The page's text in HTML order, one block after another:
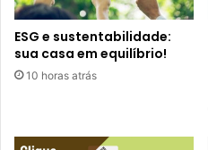
ESG e sustentabilidade:
sua casa em equilíbrio!
10 horas atrás